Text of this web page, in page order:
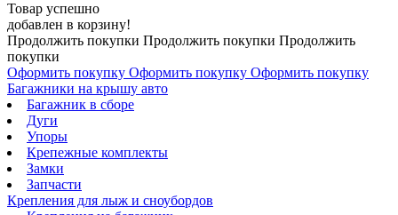
Товар успешно
добавлен в корзину!
Продолжить покупки Продолжить покупки Продолжить
покупки
Оформить покупку Оформить покупку Оформить покупку
Багажники на крышу авто
Багажник в сборе
Дуги
Упоры
Крепежные комплекты
Замки
Запчасти
Крепления для лыж и сноубордов